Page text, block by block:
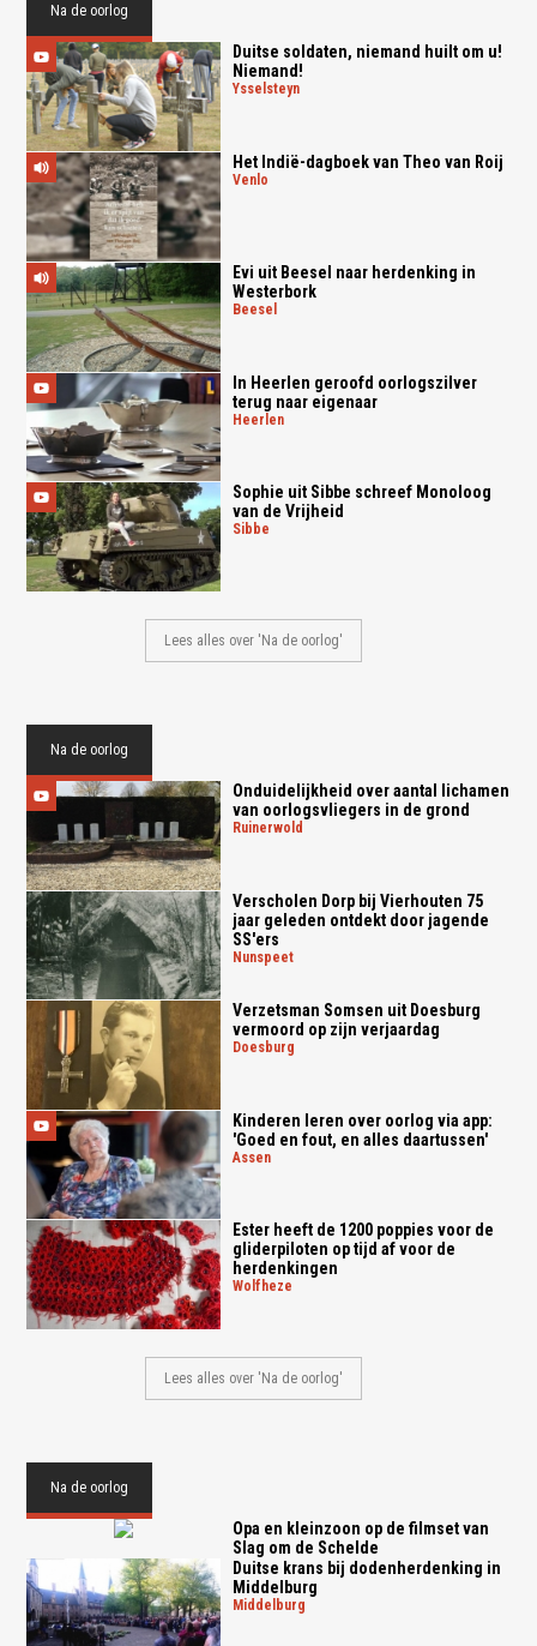
Na de oorlog
Duitse soldaten, niemand huilt om u!
Niemand!
ysselsteyn
Het Indië-dagboek van Theo van Roij
venlo
Evi uit Beesel naar herdenking in
Westerbork
beesel
In Heerlen geroofd oorlogszilver
terug naar eigenaar
heerlen
Sophie uit Sibbe schreef Monoloog
van de Vrijheid
sibbe
Lees alles over 'Na de oorlog'
Na de oorlog
Onduidelijkheid over aantal lichamen
van oorlogsvliegers in de grond
ruinerwold
Verscholen Dorp bij Vierhouten 75
jaar geleden ontdekt door jagende
SS'ers
nunspeet
Verzetsman Somsen uit Doesburg
vermoord op zijn verjaardag
doesburg
Kinderen leren over oorlog via app:
'Goed en fout, en alles daartussen'
assen
Ester heeft de 1200 poppies voor de
gliderpiloten op tijd af voor de
herdenkingen
wolfheze
Lees alles over 'Na de oorlog'
Na de oorlog
Opa en kleinzoon op de filmset van
Slag om de Schelde
Duitse krans bij dodenherdenking in
Middelburg
middelburg